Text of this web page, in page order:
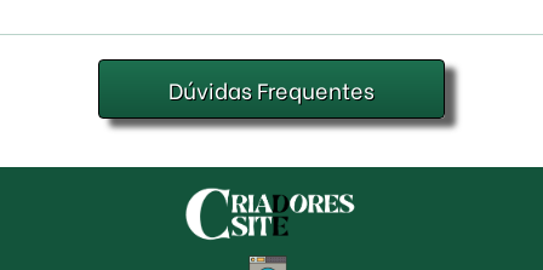
Dúvidas Frequentes